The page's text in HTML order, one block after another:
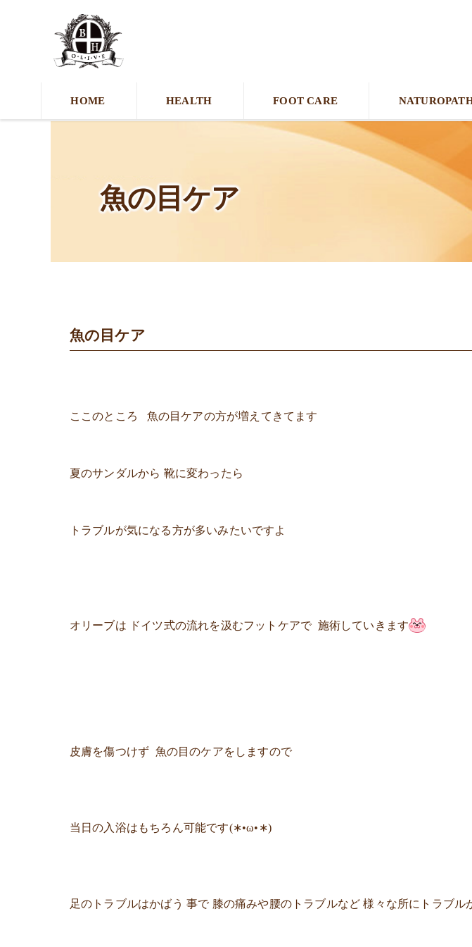
HOME HEALTH FOOT CARE
魚の目ケア
魚の目ケア
ここのところ 魚の目ケアの方が増えてきてます
夏のサンダルから 靴に変わったら
トラブルが気になる方が多いみたいですよ
オリーブは ドイツ式の流れを汲むフットケアで 施術していきます
皮膚を傷つけず 魚の目のケアをしますので
当日の入浴はもちろん可能です(∗•ω•∗)
足のトラブルはかばう 事で 膝の痛みや腰のトラブルなど 様々な所にトラブル